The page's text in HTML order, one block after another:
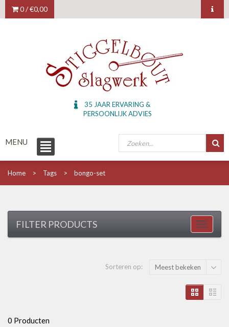
0 /€0,00
35 JAAR ERVARING &
PERSOONLIJK ADVIES
MENU
Home Tags bongo-set
FILTER PRODUCTS
Sorteren op: Meest bekeken
0 Producten